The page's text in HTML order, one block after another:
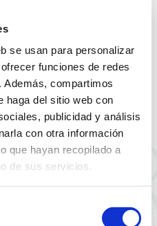
se usan para personalizar
funciones de redes
compartimos
haga del sitio web con
publicidad y análisis
con otra información
que hayan recopilado a
de sus servicios.
las